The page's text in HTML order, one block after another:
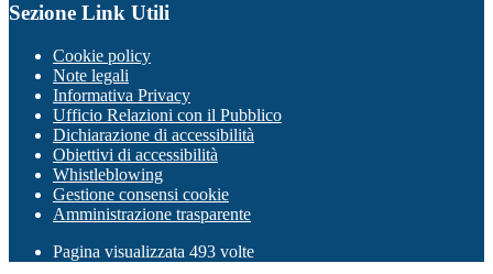
Sezione Link Utili
Cookie policy
Note legali
Informativa Privacy
Ufficio Relazioni con il Pubblico
Dichiarazione di accessibilità
Obiettivi di accessibilità
Whistleblowing
Gestione consensi cookie
Amministrazione trasparente
Pagina visualizzata 493 volte